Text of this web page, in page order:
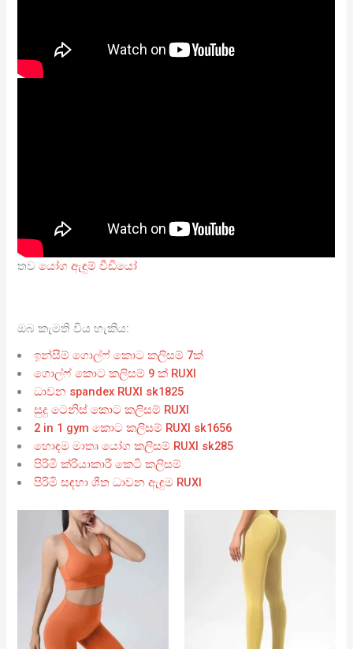
තවයෝග ඇඳුම් වීඩියෝ
ඔබ කැමති විය හැකිය:
ඉන්සීම් ගොල්ෆ් කොට කලිසම් 7ක්
ගොල්ෆ් කොට කලිසම් 9 ක් RUXI
ධාවන spandex RUXI sk1825
සුදු ටෙනිස් කොට කලිසම් RUXI
2 in 1 gym කොට කලිසම් RUXI sk1656
හොඳම මාතෘ යෝග කලිසම් RUXI sk285
පිරිමි ක්රියාකාරී කෙටි කලිසම්
පිරිමි සඳහා ශීත ධාවන ඇඳුම RUXI